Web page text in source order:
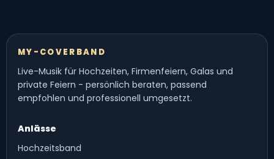
MY-COVERBAND
Live-Musik für Hochzeiten, Firmenfeiern, Galas und
private Feiern - persönlich beraten, passend
empfohlen und professionell umgesetzt.
Anlässe
Hochzeitsband